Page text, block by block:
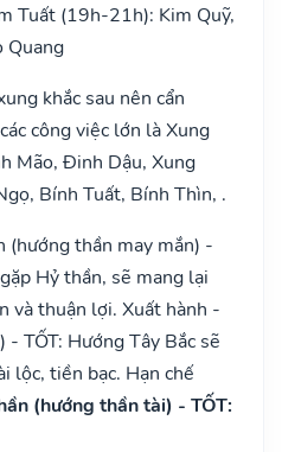
Tuất (19h-21h): Kim Quỹ,
Quang
khắc sau nên cẩn
công việc lớn là Xung
Mão, Đinh Dậu, Xung
Bính Tuất, Bính Thìn, .
(hướng thần may mắn) -
Hỷ thần, sẽ mang lại
và thuận lợi. Xuất hành -
TỐT: Hướng Tây Bắc sẽ
lộc, tiền bạc. Hạn chế
(hướng thần tài) - TỐT: